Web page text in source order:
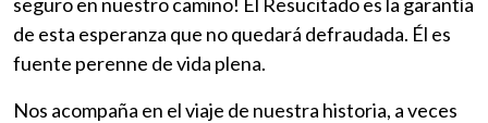
de esta esperanza que no quedará defraudada. Él es
fuente perenne de vida plena.
Nos acompaña en el viaje de nuestra historia, a veces